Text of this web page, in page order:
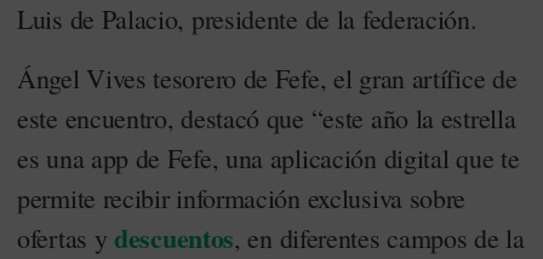
Luis de Palacio, presidente de la federación.
Ángel Vives tesorero de Fefe, el gran artífice de
este encuentro, destacó que “este año la estrella
es una app de Fefe, una aplicación digital que te
permite recibir información exclusiva sobre
ofertas y descuentos, en diferentes campos de la